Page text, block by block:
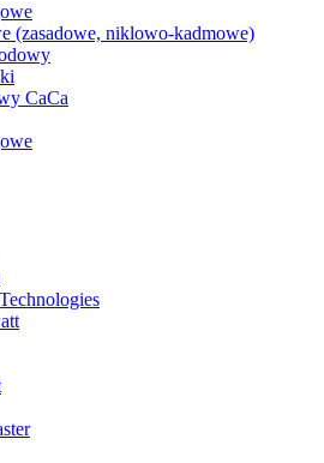
(zasadowe, niklowo-kadmowe)
CaCa